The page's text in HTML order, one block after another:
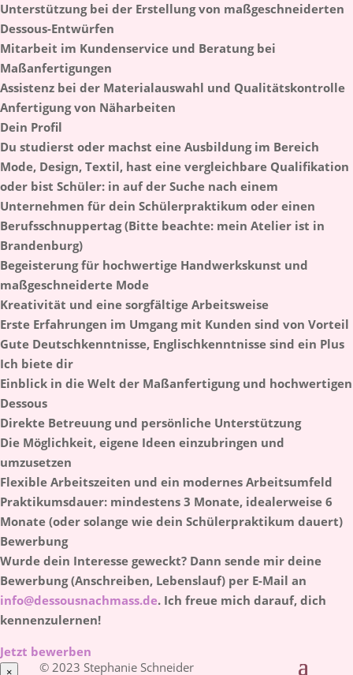
© 2023 Stephanie Schneider
Unterstützung bei der Erstellung von maß­geschnei­derten
Dessous-Entwürfen
Mitarbeit im Kundenservice und Beratung bei
Maßanfertigungen
Assistenz bei der Materialauswahl und Qualitätskontrolle
Anfertigung von Näharbeiten
Dein Profil
Du studierst oder machst eine Ausbildung im Bereich
Mode, Design, Textil, hast eine vergleichbare Qualifikation
oder bist Schüler: in auf der Suche nach einem
Unternehmen für dein Schülerpraktikum oder einen
Berufsschnuppertag (Bitte beachte: mein Atelier ist in
Brandenburg)
Begeisterung für hochwertige Handwerkskunst und
maßgeschneiderte Mode
Kreativität und eine sorgfältige Arbeitsweise
Erste Erfahrungen im Umgang mit Kunden sind von Vorteil
Gute Deutschkenntnisse, Englischkenntnisse sind ein Plus
Ich biete dir
Einblick in die Welt der Maßanfertigung und hochwertigen
Dessous
Direkte Betreuung und persönliche Unterstützung
Die Möglichkeit, eigene Ideen einzubringen und
umzusetzen
Flexible Arbeitszeiten und ein modernes Arbeitsumfeld
Praktikumsdauer: mindestens 3 Monate, idealerweise 6
Monate (oder solange wie dein Schülerpraktikum dauert)
Bewerbung
Wurde dein Interesse geweckt? Dann sende mir deine
Bewerbung (Anschreiben, Lebenslauf) per E-Mail an
info@dessousnachmass.de. Ich freue mich darauf, dich
kennenzulernen!
Jetzt bewerben
×